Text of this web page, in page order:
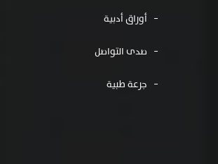
أوراق أدبية
صدى التواصل
جرعة طبية